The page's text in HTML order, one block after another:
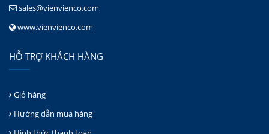
sales@vienvienco.com
www.vienvienco.com
HỖ TRỢ KHÁCH HÀNG
Giỏ hàng
Hướng dẫn mua hàng